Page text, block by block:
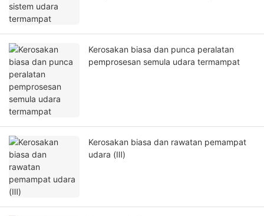
Kerosakan biasa dan punca peralatan
pemprosesan semula udara termampat
Kerosakan biasa dan rawatan pemampat
udara (Ⅲ)